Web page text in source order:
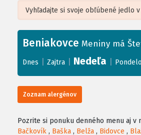
+
−
Leaflet| ©OpenStreetMap, Tiles courtesy of
Beniakovce Meniny má
Dnes Zajtra Nedeľa
Zoznam alergénov
Pozrite si ponuku denného menu aj v
Bačkovík , Baška , Belža , Bidovce ,